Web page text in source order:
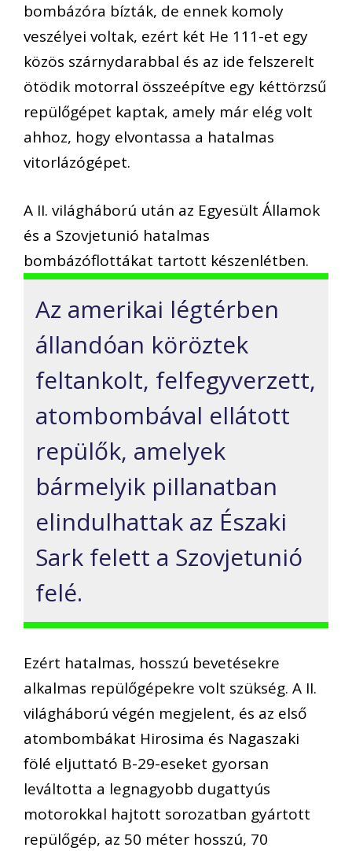
bombázóra bízták, de ennek komoly
veszélyei voltak, ezért két He 111-et egy
közös szárnydarabbal és az ide felszerelt
ötödik motorral összeépítve egy kéttörzsű
repülőgépet kaptak, amely már elég volt
ahhoz, hogy elvontassa a hatalmas
vitorlázógépet.
A II. világháború után az Egyesült Államok
és a Szovjetunió hatalmas
bombázóflottákat tartott készenlétben.
Az amerikai légtérben
állandóan köröztek
feltankolt, felfegyverzett,
atombombával ellátott
repülők, amelyek
bármelyik pillanatban
elindulhattak az Északi
Sark felett a Szovjetunió
felé.
Ezért hatalmas, hosszú bevetésekre
alkalmas repülőgépekre volt szükség. A II.
világháború végén megjelent, és az első
atombombákat Hirosima és Nagaszaki
fölé eljuttató B-29-eseket gyorsan
leváltotta a legnagyobb dugattyús
motorokkal hajtott sorozatban gyártott
repülőgép, az 50 méter hosszú, 70